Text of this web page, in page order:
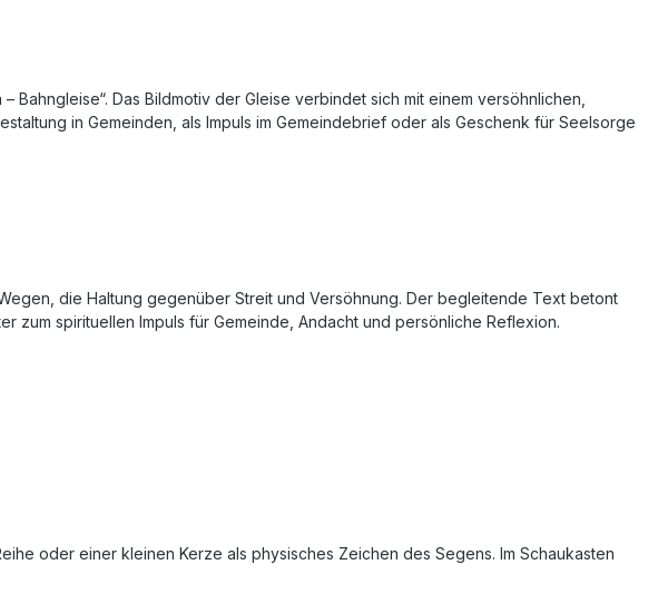
Das Bildmotiv der Gleise verbindet sich mit einem versöhnlichen,
in Gemeinden, als Impuls im Gemeindebrief oder als Geschenk für Seelsorge
die Haltung gegenüber Streit und Versöhnung. Der begleitende Text betont
zum spirituellen Impuls für Gemeinde, Andacht und persönliche Reflexion.
oder einer kleinen Kerze als physisches Zeichen des Segens. Im Schaukasten